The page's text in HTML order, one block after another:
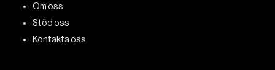
Om oss
Stöd oss
Kontakta oss